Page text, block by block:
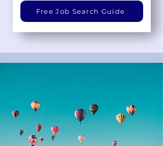
Free Job Search Guide